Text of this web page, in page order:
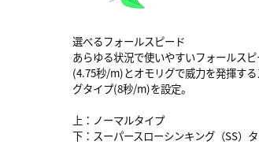
選べるフォールスピード
あらゆる状況で使いやすいフォールス
(4.75秒/m)とオモリグで威力を発揮す
グタイプ(8秒/m)を設定。
上：ノーマルタイプ
下：スーパースローシンキング（SS）